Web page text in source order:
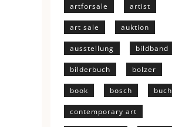
artforsale artist
art sale auktion
ausstellung bildband
bilderbuch bolzer
book bosch buch
contemporary art